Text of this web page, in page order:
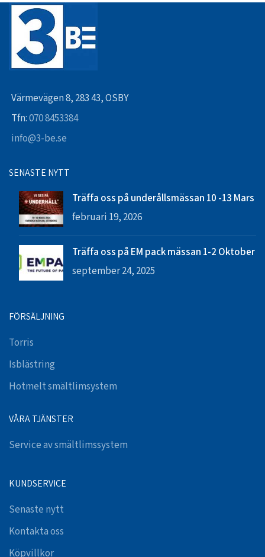
Värmevägen 8, 283 43, OSBY
Tfn:070 8453384
info@3-be.se
SENASTE NYTT
Träffa oss på underållsmässan 10 -13 Mars
februari 19, 2026
Träffa oss på EM pack mässan 1-2 Oktober
september 24, 2025
FÖRSÄLJNING
Torris
Isblästring
Hotmelt smältlimsystem
VÅRA TJÄNSTER
Service av smältlimssystem
KUNDSERVICE
Senaste nytt
Kontakta oss
Köpvillkor